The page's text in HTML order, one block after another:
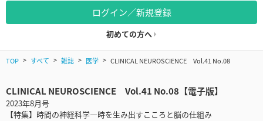
ログイン／新規登録
初めての方へ
TOP すべて 雑誌 医学 CLINICAL NEUROSCIENCE Vol.41 No.08
CLINICAL NEUROSCIENCE Vol.41 No.08【電子版】
2023年8月号
【特集】時間の神経科学―時を生み出すこころと脳の仕組み